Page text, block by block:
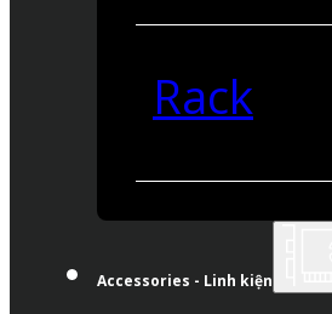
Rack
Accessories - Linh kiện